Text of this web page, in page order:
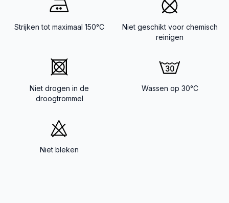
Strijken tot maximaal 150°C
Niet geschikt voor chemisch
reinigen
Niet drogen in de
droogtrommel
Wassen op 30°C
Niet bleken